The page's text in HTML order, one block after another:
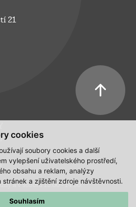
cookies
soubory cookies a další
vylepšení uživatelského prostředí,
obsahu a reklam, analýzy
a zjištění zdroje návštěvnosti.
Souhlasím
21
a v sobotu 13:00 - 14:00.